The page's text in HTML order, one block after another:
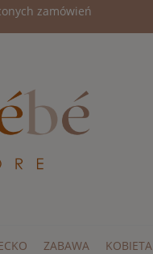
zamówień
ZABAWA KOBIETA